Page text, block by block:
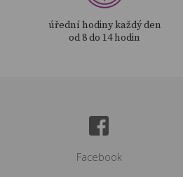
úřední hodiny každý den
od 8 do 14 hodin
Facebook